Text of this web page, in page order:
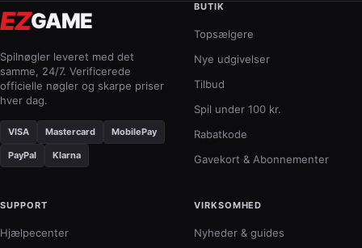
EZGAME
Spilnøgler leveret med det
samme, 24/7. Verificerede
officielle nøgler og skarpe priser
hver dag.
VISA Mastercard MobilePay
PayPal Klarna
BUTIK
Topsælgere
Nye udgivelser
Tilbud
Spil under 100 kr.
Rabatkode
Gavekort & Abonnementer
SUPPORT
Hjælpecenter
VIRKSOMHED
Nyheder & guides